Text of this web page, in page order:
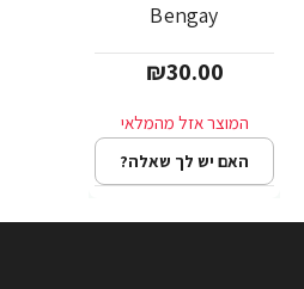
Bengay
₪30.00
האם יש לך שאלה?